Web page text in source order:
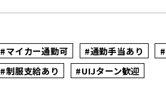
#マイカー通勤可 #通勤手当あり
#制服支給あり
#UIJターン歓迎